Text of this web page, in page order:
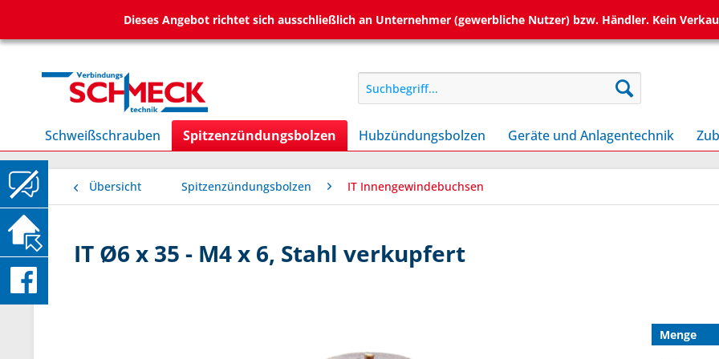
Dieses Angebot richtet sich ausschließlich an Unternehmer (gewerbliche Nutzer) bzw. Händler. Kein
Schweißschrauben Spitzenzündungsbolzen Hubzündungsbolzen Geräte und Anlagentechnik
Übersicht Spitzenzündungsbolzen IT Innengewindebuchsen
IT Ø6 x 35 - M4 x 6, Stahl verkupfert
Menge